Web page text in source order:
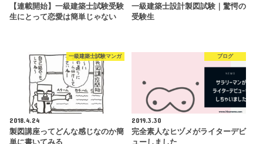
【連載開始】一級建築士試験受験
生にとって恋愛は簡単じゃない
一級建築士設計製図試験｜驚愕の
受験生
一級建築士試験マンガ
2018.4.24
製図講座ってどんな感じなのか簡
ブログ
2019.3.30
完全素人なヒヅメがライターデビ